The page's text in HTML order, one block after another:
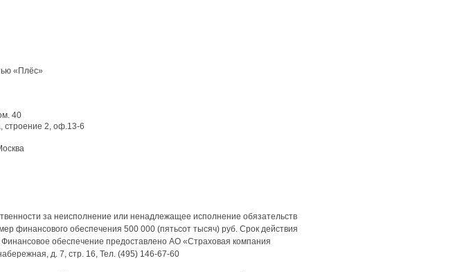
«Плёс»
40
строение 2, оф.13-6
за неисполнение или ненадлежащее исполнение обязательств
финансового обеспечения 500 000 (пятьсот тысяч) руб. Срок действия
обеспечение предоставлено АО «Страховая компания
д. 7, стр. 16, Тел. (495) 146-67-60